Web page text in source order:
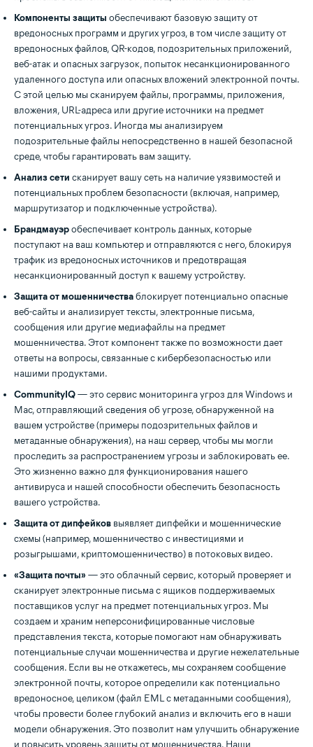
Компоненты защиты обеспечивают базовую защиту от
вредоносных программ и других угроз, в том числе защиту от
вредоносных файлов, QR-кодов, подозрительных приложений,
веб-атак и опасных загрузок, попыток несанкционированного
удаленного доступа или опасных вложений электронной почты.
С этой целью мы сканируем файлы, программы, приложения,
вложения, URL-адреса или другие источники на предмет
потенциальных угроз. Иногда мы анализируем
подозрительные файлы непосредственно в нашей безопасной
среде, чтобы гарантировать вам защиту.
Анализ сети сканирует вашу сеть на наличие уязвимостей и
потенциальных проблем безопасности (включая, например,
маршрутизатор и подключенные устройства).
Брандмауэробеспечивает контроль данных, которые
поступают на ваш компьютер и отправляются с него, блокируя
трафик из вредоносных источников и предотвращая
несанкционированный доступ к вашему устройству.
Защита от мошенничестваблокирует потенциально опасные
веб-сайты и анализирует тексты, электронные письма,
сообщения или другие медиафайлы на предмет
мошенничества. Этот компонент также по возможности дает
ответы на вопросы, связанные с кибербезопасностью или
нашими продуктами.
CommunityIQ— это сервис мониторинга угроз для Windows и
Mac, отправляющий сведения об угрозе, обнаруженной на
вашем устройстве (примеры подозрительных файлов и
метаданные обнаружения), на наш сервер, чтобы мы могли
проследить за распространением угрозы и заблокировать ее.
Это жизненно важно для функционирования нашего
антивируса и нашей способности обеспечить безопасность
вашего устройства.
Защита от дипфейков выявляет дипфейки и мошеннические
схемы (например, мошенничество с инвестициями и
розыгрышами, криптомошенничество) в потоковых видео.
«Защита почты» — это облачный сервис, который проверяет и
сканирует электронные письма с ящиков поддерживаемых
поставщиков услуг на предмет потенциальных угроз. Мы
создаем и храним неперсонифицированные числовые
представления текста, которые помогают нам обнаруживать
потенциальные случаи мошенничества и другие нежелательные
сообщения. Если вы не откажетесь, мы сохраняем сообщение
электронной почты, которое определили как потенциально
вредоносное, целиком (файл EML с метаданными сообщения),
чтобы провести более глубокий анализ и включить его в наши
модели обнаружения. Это позволит нам улучшить обнаружение
и повысить уровень защиты от мошенничества. Наши